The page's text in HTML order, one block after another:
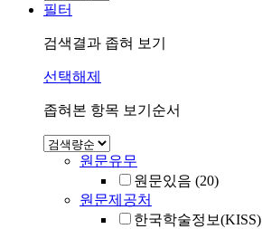
필터
검색결과 좁혀 보기
선택해제
좁혀본 항목 보기순서
원문유무
원문있음 (20)
원문제공처
한국학술정보(KISS)